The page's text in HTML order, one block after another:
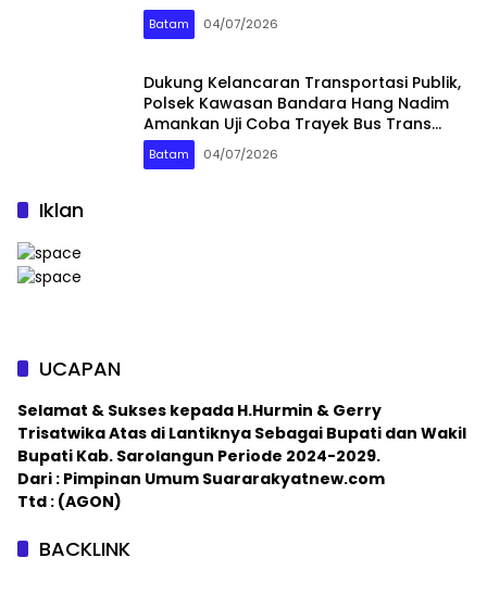
Batam 04/07/2026
Dukung Kelancaran Transportasi Publik,
Polsek Kawasan Bandara Hang Nadim
Amankan Uji Coba Trayek Bus Trans
Batam
Batam 04/07/2026
Iklan
UCAPAN
Selamat & Sukses kepada H.Hurmin & Gerry
Trisatwika Atas di Lantiknya Sebagai Bupati dan Wakil
Bupati Kab. Sarolangun Periode 2024-2029.
Dari : Pimpinan Umum Suararakyatnew.com
Ttd : (AGON)
BACKLINK